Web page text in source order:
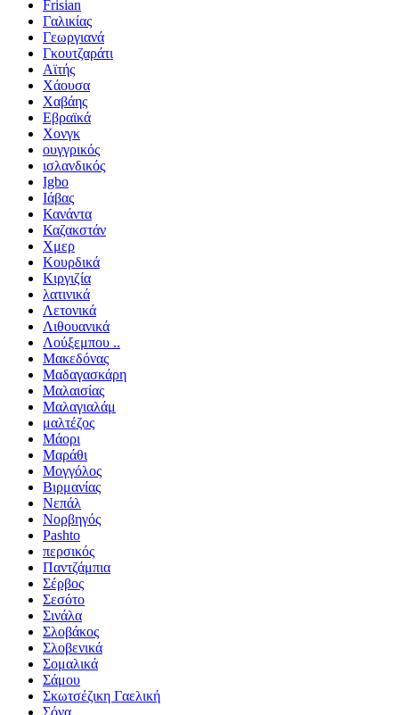
Frisian
Γαλικίας
Γεωργιανά
Γκουτζαράτι
Αϊτής
Χάουσα
Χαβάης
Εβραϊκά
Χονγκ
ουγγρικός
ισλανδικός
Igbo
Ιάβας
Κανάντα
Καζακστάν
Χμερ
Κουρδικά
Κιργιζία
λατινικά
Λετονικά
Λιθουανικά
Λούξεμπου ..
Μακεδόνας
Μαδαγασκάρη
Μαλαισίας
Μαλαγιαλάμ
μαλτέζος
Μάορι
Μαράθι
Μογγόλος
Βιρμανίας
Νεπάλ
Νορβηγός
Pashto
περσικός
Παντζάμπια
Σέρβος
Σεσότο
Σινάλα
Σλοβάκος
Σλοβενικά
Σομαλικά
Σάμου
Σκωτσέζικη Γαελική
Σόνα